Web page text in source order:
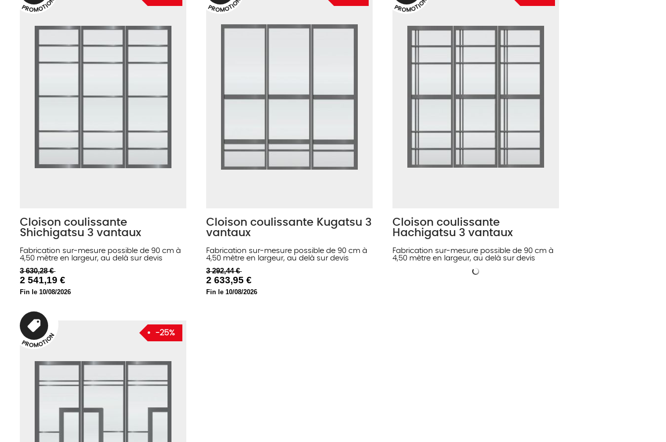
PROMOTI
O
Cloison coulissante
Shichigatsu 3 vantaux
Fabrication sur-mesure possible de 90 cm à
4,50 mètre en largeur, au delà sur devis
3 630,28 €
2 541,19 €
Fin le 10/08/2026
PROMOTI
O
Cloison coulissante Kugatsu 3
vantaux
Fabrication sur-mesure possible de 90 cm à
4,50 mètre en largeur, au delà sur devis
3 292,44 €
2 633,95 €
Fin le 10/08/2026
PROMOTI
O
Cloison coulissante
Hachigatsu 3 vantaux
Fabrication sur-mesure possible de 90 cm à
4,50 mètre en largeur, au delà sur devis
PROMOTI
O
N -25%